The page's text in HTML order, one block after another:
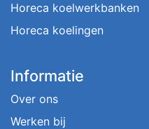
Horeca koelwerkbanken
Horeca koelingen
Informatie
Over ons
Werken bij